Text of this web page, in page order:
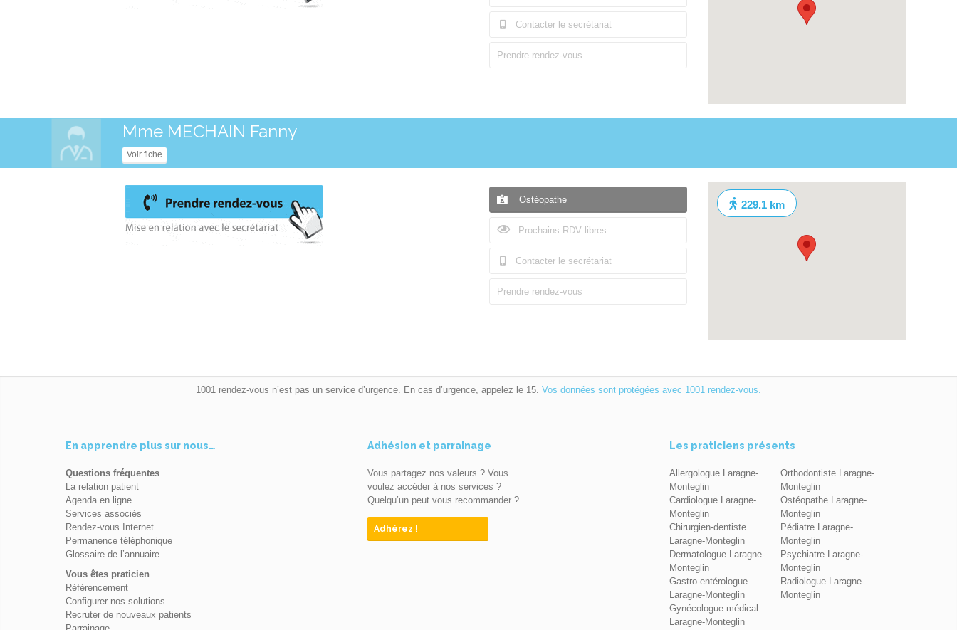
Contacter le secrétariat
Prendre rendez-vous
Mme MECHAIN Fanny
Voir fiche
Ostéopathe
Prochains RDV libres
Contacter le secrétariat
Prendre rendez-vous
229.1 km
1001 rendez-vous n’est pas un service d’urgence. En cas d’urgence, appelez le 15. Vos données sont protégées avec 1001 rendez-vous.
En apprendre plus sur nous…
Questions fréquentes
La relation patient
Agenda en ligne
Services associés
Rendez-vous Internet
Permanence téléphonique
Glossaire de l’annuaire
Vous êtes praticien
Référencement
Configurer nos solutions
Recruter de nouveaux patients
Adhésion et parrainage
Vous partagez nos valeurs ? Vous
voulez accéder à nos services ?
Quelqu’un peut vous recommander ?
Adhérez !
Les praticiens présents
Allergologue Laragne-
Monteglin
Cardiologue Laragne-
Monteglin
Chirurgien-dentiste
Laragne-Monteglin
Dermatologue Laragne-
Monteglin
Gastro-entérologue
Laragne-Monteglin
Gynécologue médical
Laragne-Monteglin
Orthodontiste Laragne-
Monteglin
Ostéopathe Laragne-
Monteglin
Pédiatre Laragne-
Monteglin
Psychiatre Laragne-
Monteglin
Radiologue Laragne-
Monteglin